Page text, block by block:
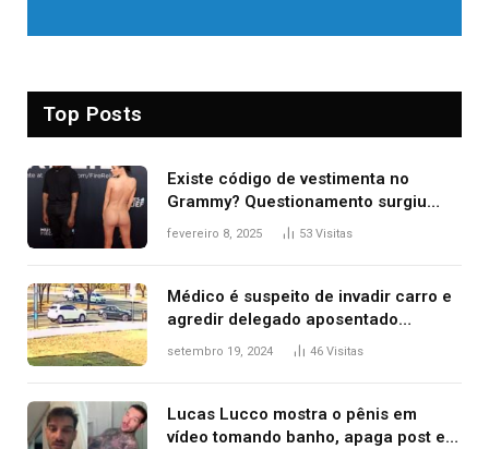
Top Posts
Existe código de vestimenta no
Grammy? Questionamento surgiu
após Bianca Censori, mulher de
fevereiro 8, 2025 53 Visitas
Médico é suspeito de invadir carro e
agredir delegado aposentado
durante confusão no trânsito
setembro 19, 2024 46 Visitas
Lucas Lucco mostra o pênis em
vídeo tomando banho, apaga post e